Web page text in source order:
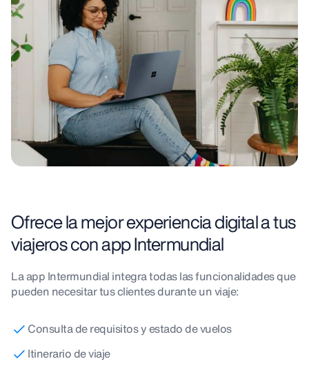
Ofrece la mejor experiencia digital a tus
viajeros con app Intermundial
La app Intermundial integra todas las funcionalidades que
pueden necesitar tus clientes durante un viaje:
Consulta de requisitos y estado de vuelos
Itinerario de viaje